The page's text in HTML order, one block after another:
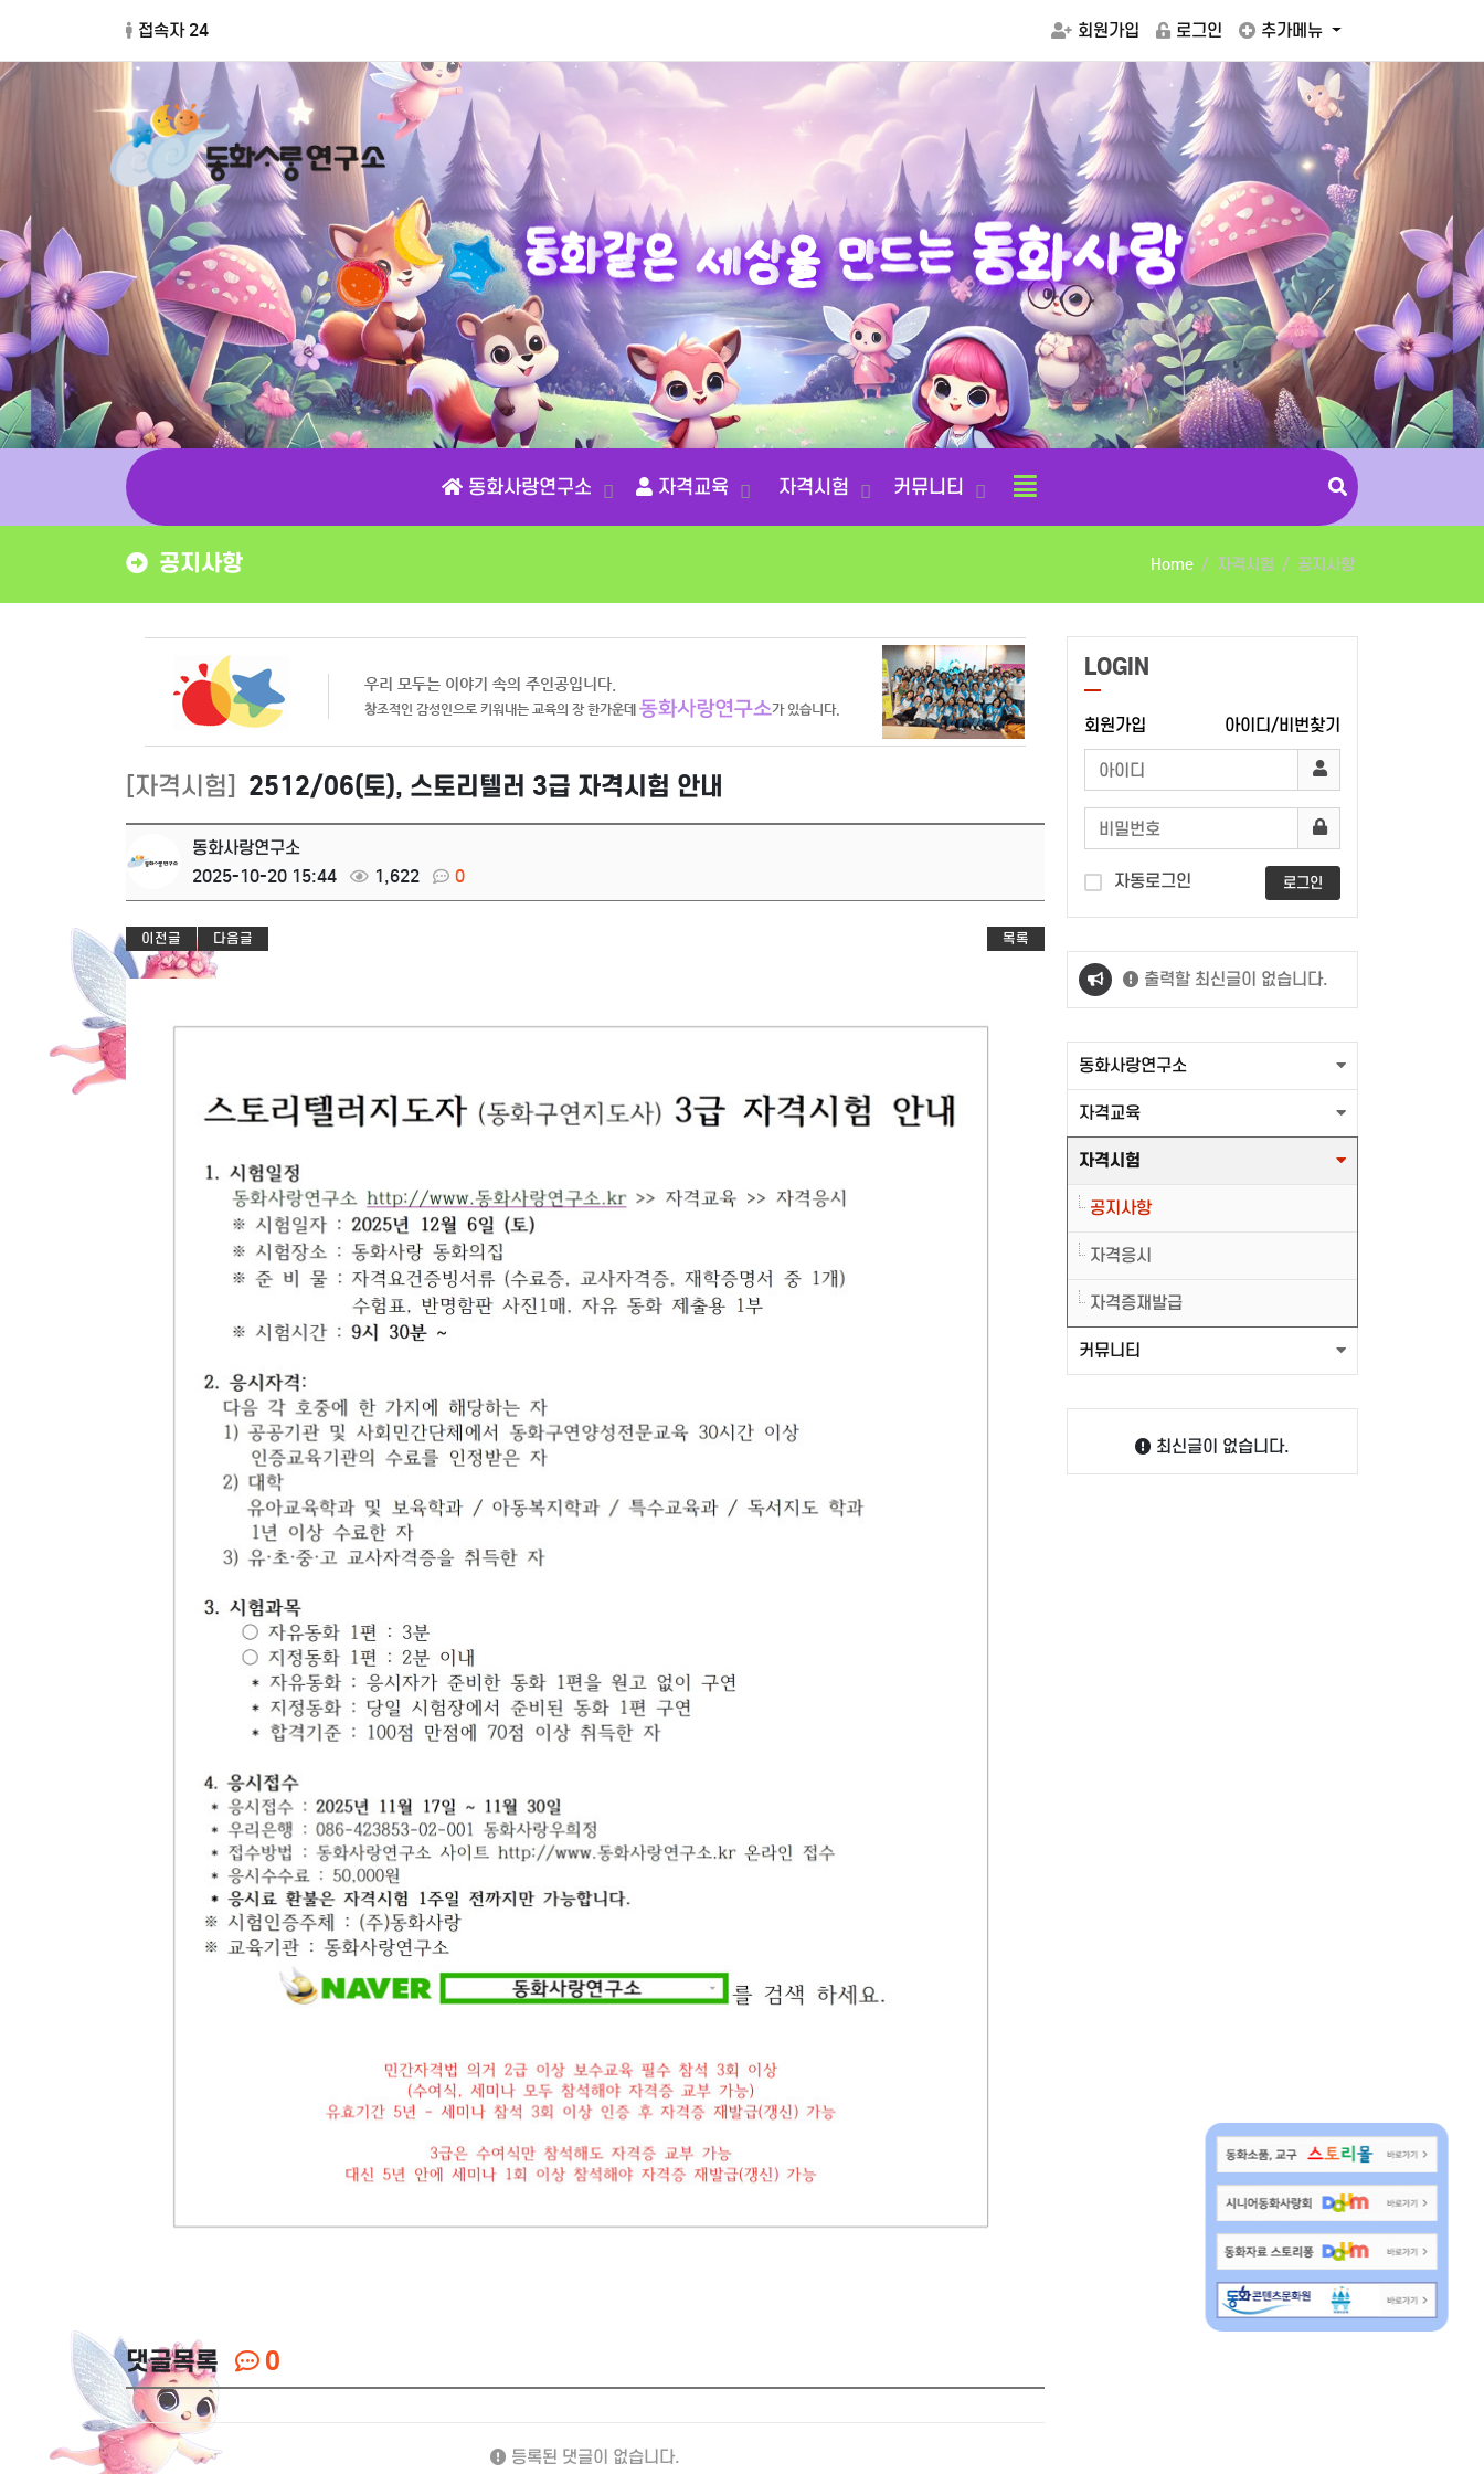
접속자 24 회원가입 로그인 추가메뉴
동화같은 세상을 만드는 동화사랑
동화사랑연구소 자격교육 자격시험 커뮤니티
공지사항 Home 자격시험 공지사항
[자격시험] 2512/06(토), 스토리텔러 3급 자격시험 안내
동화사랑연구소
2025-10-20 15:44
1,622 0
이전글 다음글 목록
댓글목록 0
등록된 댓글이 없습니다.
LOGIN
회원가입 아이디/비번찾기
자동로그인 로그인
출력할 최신글이 없습니다.
동화사랑연구소
자격교육
자격시험
공지사항
자격응시
자격증재발급
커뮤니티
최신글이 없습니다.